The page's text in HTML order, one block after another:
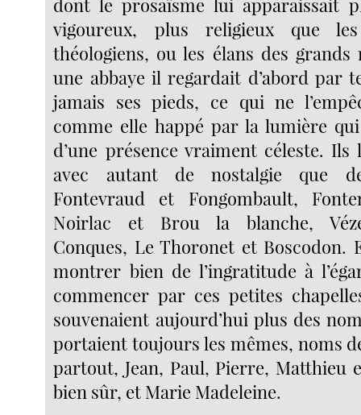
vigoureux, plus religieux que
théologiens, ou les élans des grands
une abbaye il regardait d’abord par
jamais ses pieds, ce qui ne
comme elle happé par la lumière
d’une présence vraiment céleste.
avec autant de nostalgie que
Fontevraud et Fongombault,
Noirlac et Brou la blanche,
Conques, Le Thoronet et Boscodon.
montrer bien de l’ingratitude à
commencer par ces petites
souvenaient aujourd’hui plus des
portaient toujours les mêmes, noms
partout, Jean, Paul, Pierre, Matthieu
bien sûr, et Marie Madeleine.